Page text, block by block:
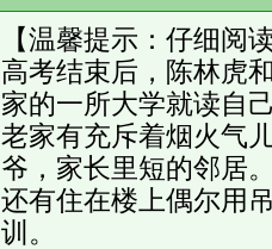
【温馨提示：仔细阅
高考结束后，陈林虎
家的一所大学就读自
老家有充斥着烟火气
爷，家长里短的邻居
还有住在楼上偶尔用
训。